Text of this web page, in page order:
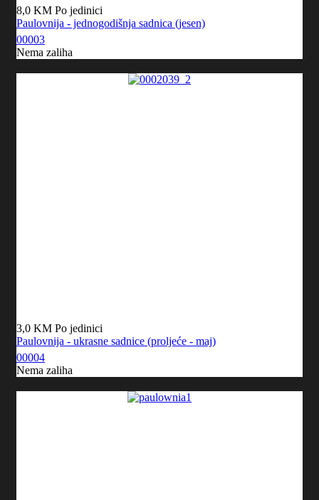
8,0 KM Po jedinici
Paulovnija - jednogodišnja sadnica (jesen)
00003
Nema zaliha
3,0 KM Po jedinici
Paulovnija - ukrasne sadnice (proljeće - maj)
00004
Nema zaliha